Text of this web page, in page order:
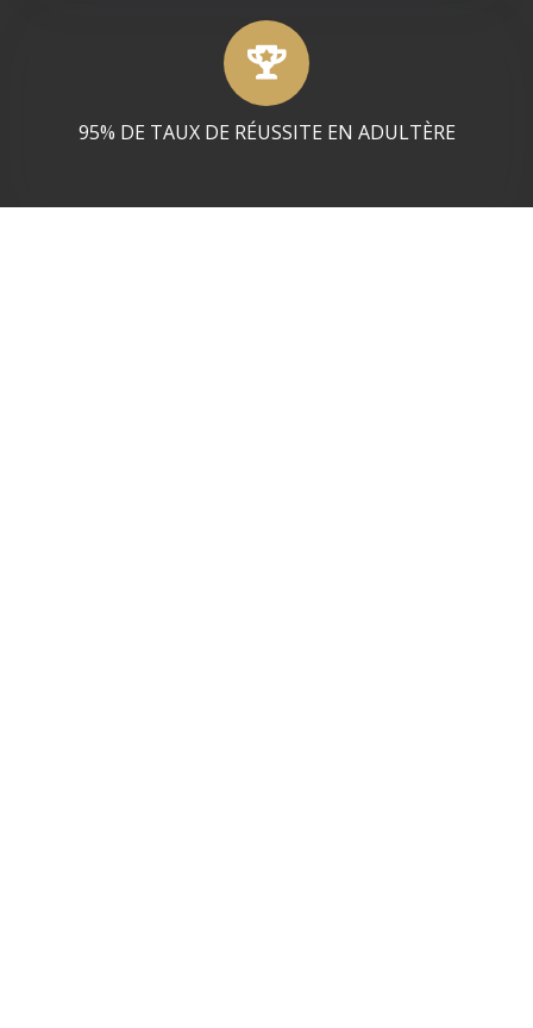
95% DE TAUX DE RÉUSSITE EN ADULTÈRE